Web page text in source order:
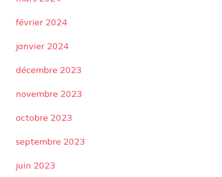
février 2024
janvier 2024
décembre 2023
novembre 2023
octobre 2023
septembre 2023
juin 2023